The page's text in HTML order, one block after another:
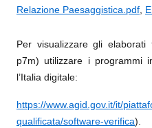
Relazione Paesaggistica.pdf
Per visualizzare gli
p7m) utilizzare i programmi
l’Italia digitale:
https://www.agid.gov.it/it/
qualificata/software-verifica)